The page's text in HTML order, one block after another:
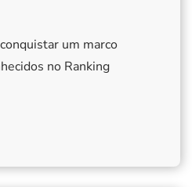
um marco
no Ranking